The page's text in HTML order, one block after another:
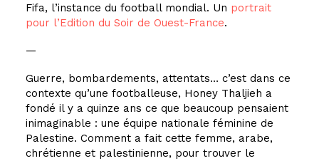
Fifa, l’instance du football mondial. Un portrait
pour l’Edition du Soir de Ouest-France.
—
Guerre, bombardements, attentats… c’est dans ce
contexte qu’une footballeuse, Honey Thaljieh a
fondé il y a quinze ans ce que beaucoup pensaient
inimaginable : une équipe nationale féminine de
Palestine. Comment a fait cette femme, arabe,
chrétienne et palestinienne, pour trouver le